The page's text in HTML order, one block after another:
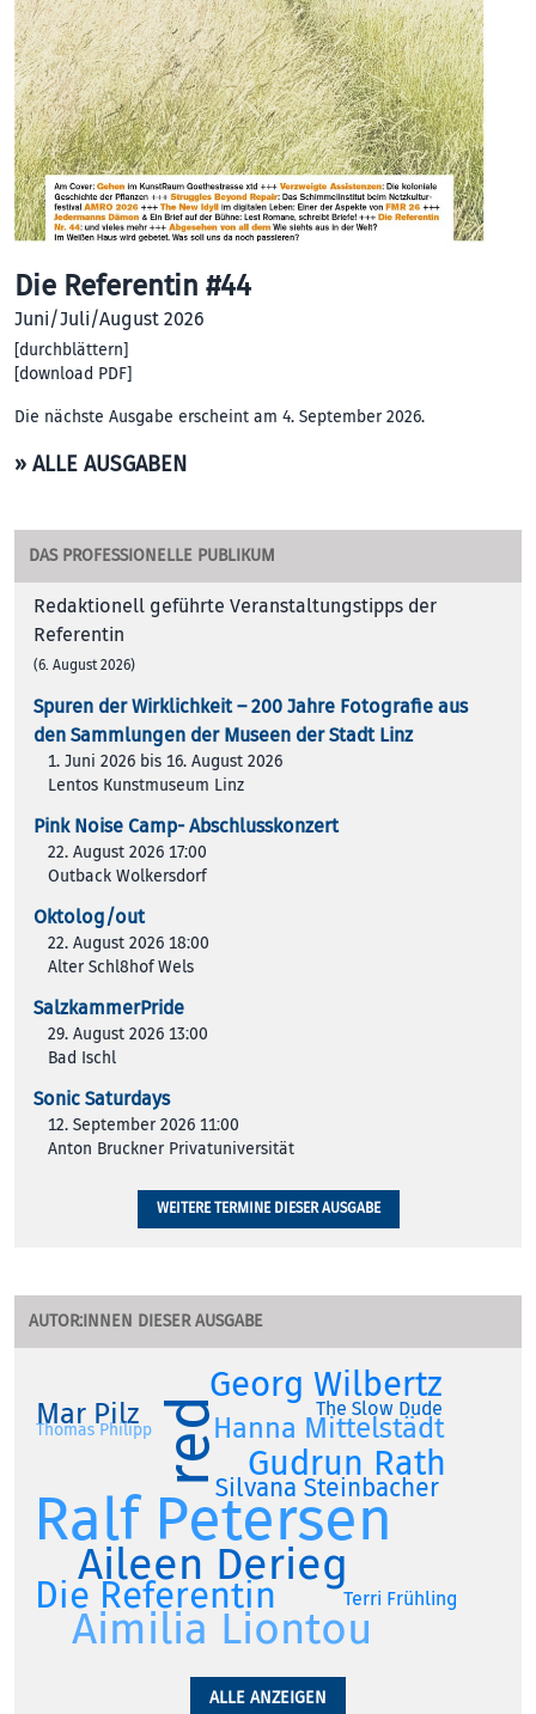
Die Referentin #44
Juni/Juli/August 2026
[durchblättern]
[download PDF]
Die nächste Ausgabe erscheint am 4. September 2026.
» ALLE AUSGABEN
DAS PROFESSIONELLE PUBLIKUM
Redaktionell geführte Veranstaltungstipps der
Referentin
(6. August 2026)
Spuren der Wirklichkeit – 200 Jah­re Foto­gra­fie aus
den Samm­lun­gen der Muse­en der Stadt Linz
1. Juni 2026 bis 16. August 2026
Lentos Kunstmuseum Linz
Pink Noise Camp- Abschlusskonzert
22. August 2026 17:00
Outback Wolkersdorf
Oktolog/out
22. August 2026 18:00
Alter Schl8hof Wels
SalzkammerPride
29. August 2026 13:00
Bad Ischl
Sonic Saturdays
12. September 2026 11:00
Anton Bruckner Privatuniversität
WEITERE TERMINE DIESER AUSGABE
AUTOR:INNEN DIESER AUSGABE
Ralf Petersen
red
Aileen Derieg
Aimilia Liontou
Die Referentin
Georg Wilbertz
Gudrun Rath
Hanna Mittelstädt
Mar Pilz
Silvana Steinbacher
Terri Frühling
The Slow Dude
Thomas Philipp
ALLE ANZEIGEN